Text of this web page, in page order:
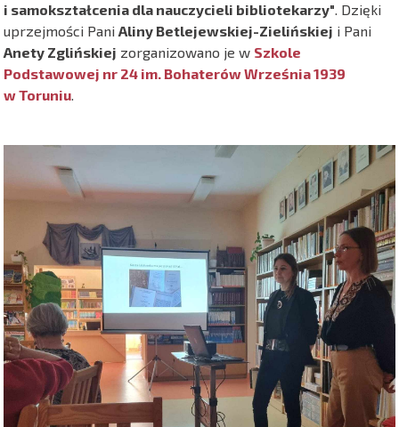
i samokształcenia dla nauczycieli bibliotekarzy". Dzięki
uprzejmości PaniAliny Betlejewskiej-Zielińskiej i Pani
Anety Zglińskiej zorganizowano je w Szkole
Podstawowej nr 24 im. Bohaterów Września 1939
w Toruniu.